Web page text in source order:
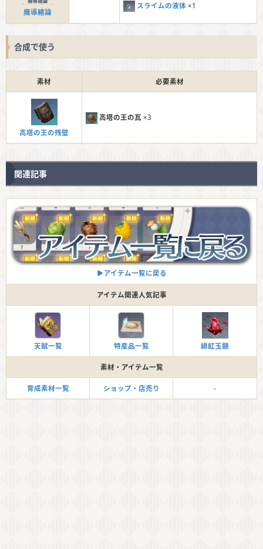
魔導緒論
スライムの液体 ×1
合成で使う
素材 必要素材
高塔の王の残壁
高塔の王の瓦 ×3
関連記事
▶︎アイテム一覧に戻る
アイテム関連人気記事
天賦一覧 特産品一覧 緋紅玉髄
素材・アイテム一覧
育成素材一覧 ショップ・店売り -